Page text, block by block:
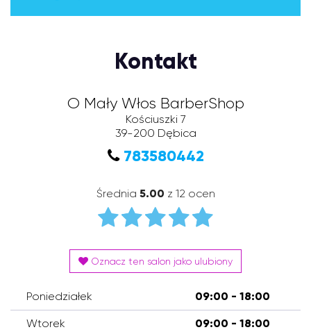
Kontakt
O Mały Włos BarberShop
Kościuszki 7
39-200 Dębica
783580442
Średnia 5.00 z 12 ocen
Oznacz ten salon jako ulubiony
Poniedziałek 09:00 - 18:00
Wtorek 09:00 - 18:00